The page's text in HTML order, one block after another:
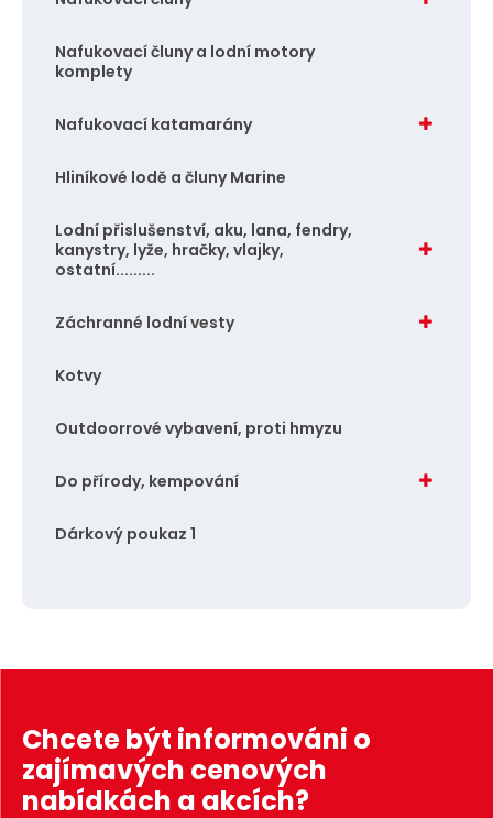
Nafukovací čluny a lodní motory
komplety
Nafukovací katamarány
Hliníkové lodě a čluny Marine
Lodní přislušenství, aku, lana, fendry,
kanystry, lyže, hračky, vlajky,
ostatní.........
Záchranné lodní vesty
Kotvy
Outdoorrové vybavení, proti hmyzu
Do přírody, kempování
Dárkový poukaz 1
Chcete být informováni o
zajímavých cenových
nabídkách a akcích?